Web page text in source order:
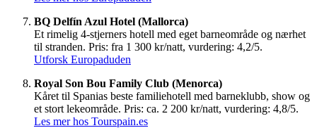
BQ Delfín Azul Hotel (Mallorca)
Et rimelig 4-stjerners hotell med eget barneområde og nærhet
til stranden. Pris: fra 1 300 kr/natt, vurdering: 4,2/5.
Utforsk Europaduden
Royal Son Bou Family Club (Menorca)
Kåret til Spanias beste familiehotell med barneklubb, show og
et stort lekeområde. Pris: ca. 2 200 kr/natt, vurdering: 4,8/5.
Les mer hos Tourspain.es